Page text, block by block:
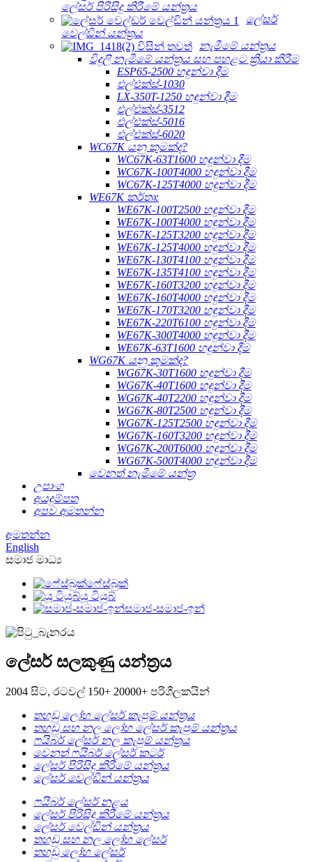
ලේසර් පිරිසිදු කිරීමේ යන්ත්‍රය
ලේසර්
වෙල්ඩින් යන්ත්‍රය
නැමීමේ යන්ත්‍රය
විදුලි නැමීමේ යන්ත්‍රය සහ පහළට ක්‍රියා කිරීම
ESP65-2500 හඳුන්වා දීම
එල්එක්ස්-1030
LX-350T-1250 හඳුන්වා දීම
එල්එක්ස්-3512
එල්එක්ස්-5016
එල්එක්ස්-6020
WC67K යනු කුමක්ද?
WC67K-63T1600 හඳුන්වා දීම
WC67K-100T4000 හඳුන්වා දීම
WC67K-125T4000 හඳුන්වා දීම
WE67K කර්තෘ:
WE67K-100T2500 හඳුන්වා දීම
WE67K-100T4000 හඳුන්වා දීම
WE67K-125T3200 හඳුන්වා දීම
WE67K-125T4000 හඳුන්වා දීම
WE67K-130T4100 හඳුන්වා දීම
WE67K-135T4100 හඳුන්වා දීම
WE67K-160T3200 හඳුන්වා දීම
WE67K-160T4000 හඳුන්වා දීම
WE67K-170T3200 හඳුන්වා දීම
WE67K-220T6100 හඳුන්වා දීම
WE67K-300T4000 හඳුන්වා දීම
WE67K-63T1600 හඳුන්වා දීම
WG67K යනු කුමක්ද?
WG67K-30T1600 හඳුන්වා දීම
WG67K-40T1600 හඳුන්වා දීම
WG67K-40T2200 හඳුන්වා දීම
WG67K-80T2500 හඳුන්වා දීම
WG67K-125T2500 හඳුන්වා දීම
WG67K-160T3200 හඳුන්වා දීම
WG67K-200T6000 හඳුන්වා දීම
WG67K-500T4000 හඳුන්වා දීම
වෙනත් නැමීමේ යන්ත්‍ර
උපාංග
අයදුම්පත
අපව අමතන්න
අමතන්න
English
සමාජ මාධ්‍ය
ෆේස්බුක්
යූ ටියුබ්
සමාජ-සමාජ-ඉන්
ලේසර් සලකුණු යන්ත්‍රය
2004 සිට, රටවල් 150+ 20000+ පරිශීලකයින්
තහඩු ලෝහ ලේසර් කැපුම් යන්ත්‍රය
තහඩු සහ නල ලෝහ ලේසර් කැපුම් යන්ත්‍රය
ෆයිබර් ලේසර් නල කැපුම් යන්ත්‍රය
වෙනත් ෆයිබර් ලේසර් කටර්
ලේසර් පිරිසිදු කිරීමේ යන්ත්‍රය
ලේසර් වෙල්ඩින් යන්ත්‍රය
ෆයිබර් ලේසර් නළය
ලේසර් පිරිසිදු කිරීමේ යන්ත්‍රය
ලේසර් වෙල්ඩින් යන්ත්‍රය
තහඩු සහ නල ලෝහ ලේසර්
තහඩු ලෝහ ලේසර්